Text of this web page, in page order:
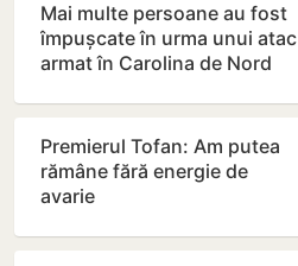
Mai multe persoane au fost
împușcate în urma unui atac
armat în Carolina de Nord
Premierul Tofan: Am putea
rămâne fără energie de
avarie